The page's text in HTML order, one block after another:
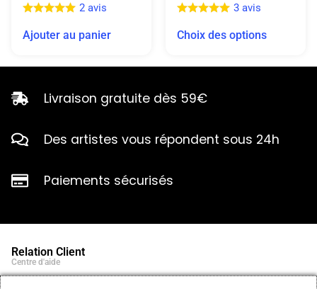
2 avis
Ajouter au panier
3 avis
Choix des options
Livraison gratuite dès 59€
Des artistes vous répondent sous 24h
Paiements sécurisés
Relation Client
Centre d'aide